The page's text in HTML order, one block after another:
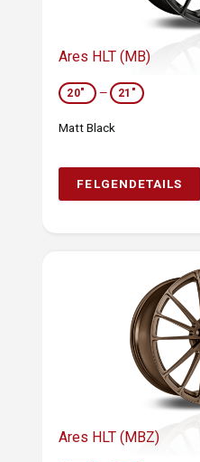
Ares HLT (MB)
20" — 21"
Matt Black
FELGENDETAILS
Ares HLT (MBZ)